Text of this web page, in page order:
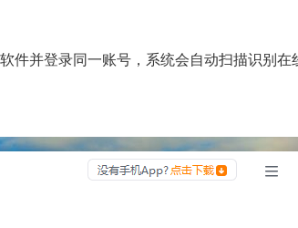
件并登录同一账号，系统会自动扫描识别